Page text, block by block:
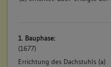
1. Bauphase:
(1677)
Errichtung des Dachstuhls (a)